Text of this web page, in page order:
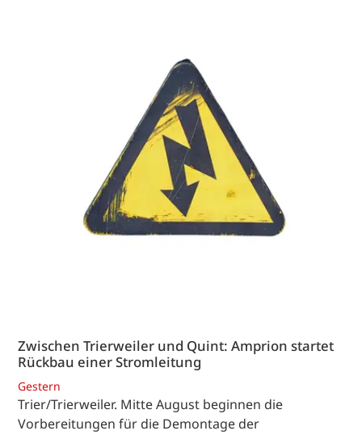
Zwischen Trierweiler und Quint: Amprion startet
Rückbau einer Stromleitung
Gestern
Trier/Trierweiler. Mitte August beginnen die
Vorbereitungen für die Demontage der